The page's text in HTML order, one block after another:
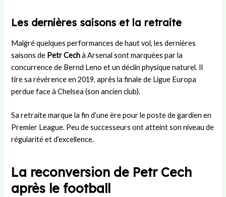
Les dernières saisons et la retraite
Malgré quelques performances de haut vol, les dernières
saisons de Petr Cechà Arsenal sont marquées par la
concurrence de Bernd Leno et un déclin physique naturel. Il
tire sa révérence en 2019, après la finale de Ligue Europa
perdue face à Chelsea (son ancien club).
Sa retraite marque la fin d’une ère pour le poste de gardien en
Premier League. Peu de successeurs ont atteint son niveau de
régularité et d’excellence.
La reconversion de Petr Cech
après le football